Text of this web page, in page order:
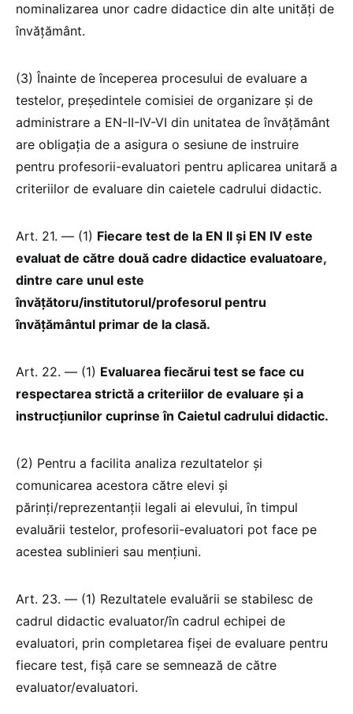
nominalizarea unor cadre didactice din alte unități de
învățământ.
(3) Înainte de începerea procesului de evaluare a
testelor, președintele comisiei de organizare și de
administrare a EN-II-IV-VI din unitatea de învățământ
are obligația de a asigura o sesiune de instruire
pentru profesorii-evaluatori pentru aplicarea unitară a
criteriilor de evaluare din caietele cadrului didactic.
Art. 21. — (1) Fiecare test de la EN II și EN IV este
evaluat de către două cadre didactice evaluatoare,
dintre care unul este
învățătoru/institutorul/profesorul pentru
învățământul primar de la clasă.
Art. 22. — (1) Evaluarea fiecărui test se face cu
respectarea strictă a criteriilor de evaluare și a
instrucțiunilor cuprinse în Caietul cadrului didactic.
(2) Pentru a facilita analiza rezultatelor și
comunicarea acestora către elevi și
părinți/reprezentanții legali ai elevului, în timpul
evaluării testelor, profesorii-evaluatori pot face pe
acestea sublinieri sau mențiuni.
Art. 23. — (1) Rezultatele evaluării se stabilesc de
cadrul didactic evaluator/în cadrul echipei de
evaluatori, prin completarea fișei de evaluare pentru
fiecare test, fișă care se semnează de către
evaluator/evaluatori.